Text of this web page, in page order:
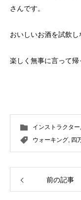
さんです。
おいしいお酒を試飲し
楽しく無事に言って帰
インストラクター,
ウォーキング, 四
前の記事